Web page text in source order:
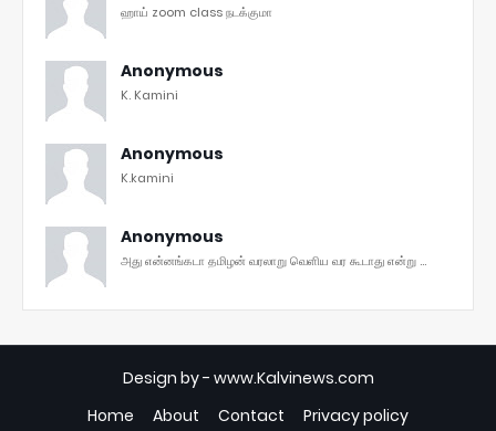
ஹாய் zoom class நடக்குமா
Anonymous
K. Kamini
Anonymous
K.kamini
Anonymous
அது என்னங்கடா தமிழன் வரலாறு வெளிய வர கூடாது என்று ...
Design by - www.Kalvinews.com
Home
About Contact Privacy policy